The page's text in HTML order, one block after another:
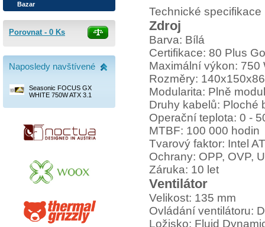
Technické specifikace
Zdroj
Barva: Bílá
Certifikace: 80 Plus
Maximální výkon: 750
Rozměry:
Modularita: Plně
Druhy kabelů: Ploché
Operační teplota: 0 -
MTBF: 100 000 hodin
Tvarový faktor: Intel
Ochrany: OPP, OVP,
Záruka: 10 let
Ventilátor
Velikost: 135 mm
Ovládání ventilátoru:
Ložisko: Fluid
Bazar
Porovnat - 0 Ks
Naposledy navštívené
Seasonic FOCUS GX
WHITE 750W ATX 3.1